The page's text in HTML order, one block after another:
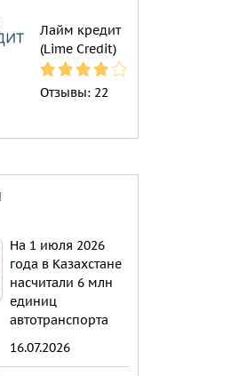
Лайм кредит
(Lime Credit)
Отзывы: 22
На 1 июля 2026
года в Казахстане
насчитали 6 млн
единиц
автотранспорта
16.07.2026